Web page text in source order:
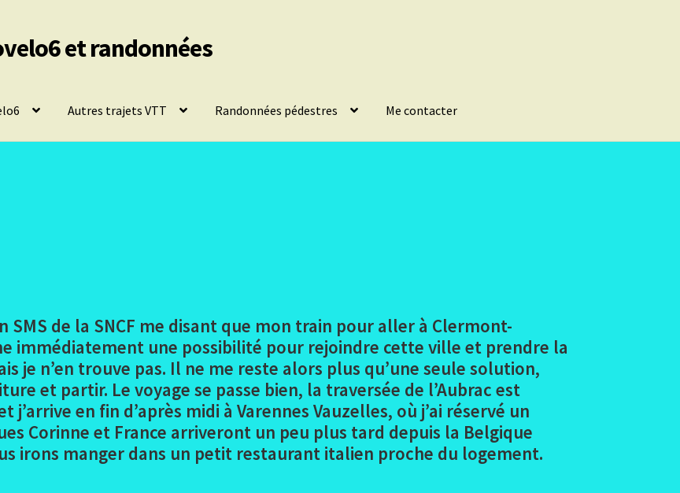
et randonnées
Autres trajets VTT Randonnées pédestres Me contacter
SMS de la SNCF me disant que mon train pour aller à Clermont-
immédiatement une possibilité pour rejoindre cette ville et prendre la
je n’en trouve pas. Il ne me reste alors plus qu’une seule solution,
et partir. Le voyage se passe bien, la traversée de l’Aubrac est
en fin d’après midi à Varennes Vauzelles, où j’ai réservé un
Corinne et France arriveront un peu plus tard depuis la Belgique
irons manger dans un petit restaurant italien proche du logement.